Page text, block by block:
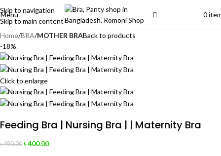
Skip to navigation
Skip to main content
Menu 0
Home BRA MOTHER BRABack to products
-18%
Click to enlarge
Feeding Bra | Nursing Bra | | Maternity Bra
৳490.00 ৳400.00